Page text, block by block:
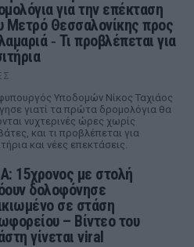
για την επέκταση
Μετρό Θεσσαλονίκης προς
‑ Τι προβλέπεται για
Υποδομών Νίκος Ταχιάος
γιατί τα πρώτα δρομολόγια θα
νυχτερινές ώρες χωρίς
και τι προβλέπεται για
και νέες επεκτάσεις.
15χρονος με στολή
δολοφόνησε
σε στάση
– Βίντεο του
γίνεται viral